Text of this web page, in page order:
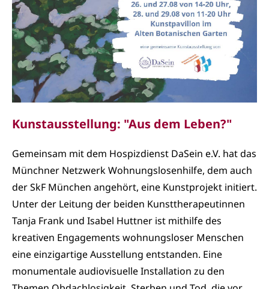
Kunstausstellung: "Aus dem Leben?"
Gemeinsam mit dem Hospizdienst DaSein e.V. hat das
Münchner Netzwerk Wohnungslosenhilfe, dem auch
der SkF München angehört, eine Kunstprojekt initiert.
Unter der Leitung der beiden Kunsttherapeutinnen
Tanja Frank und Isabel Huttner ist mithilfe des
kreativen Engagements wohnungsloser Menschen
eine einzigartige Ausstellung entstanden. Eine
monumentale audiovisuelle Installation zu den